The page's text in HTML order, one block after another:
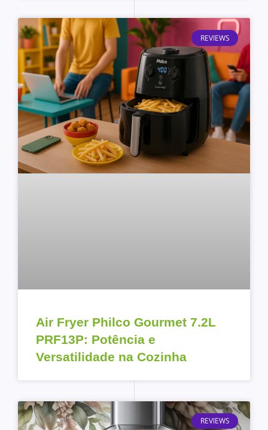
REVIEWS
Air Fryer Philco Gourmet 7.2L
PRF13P: Potência e
Versatilidade na Cozinha
REVIEWS